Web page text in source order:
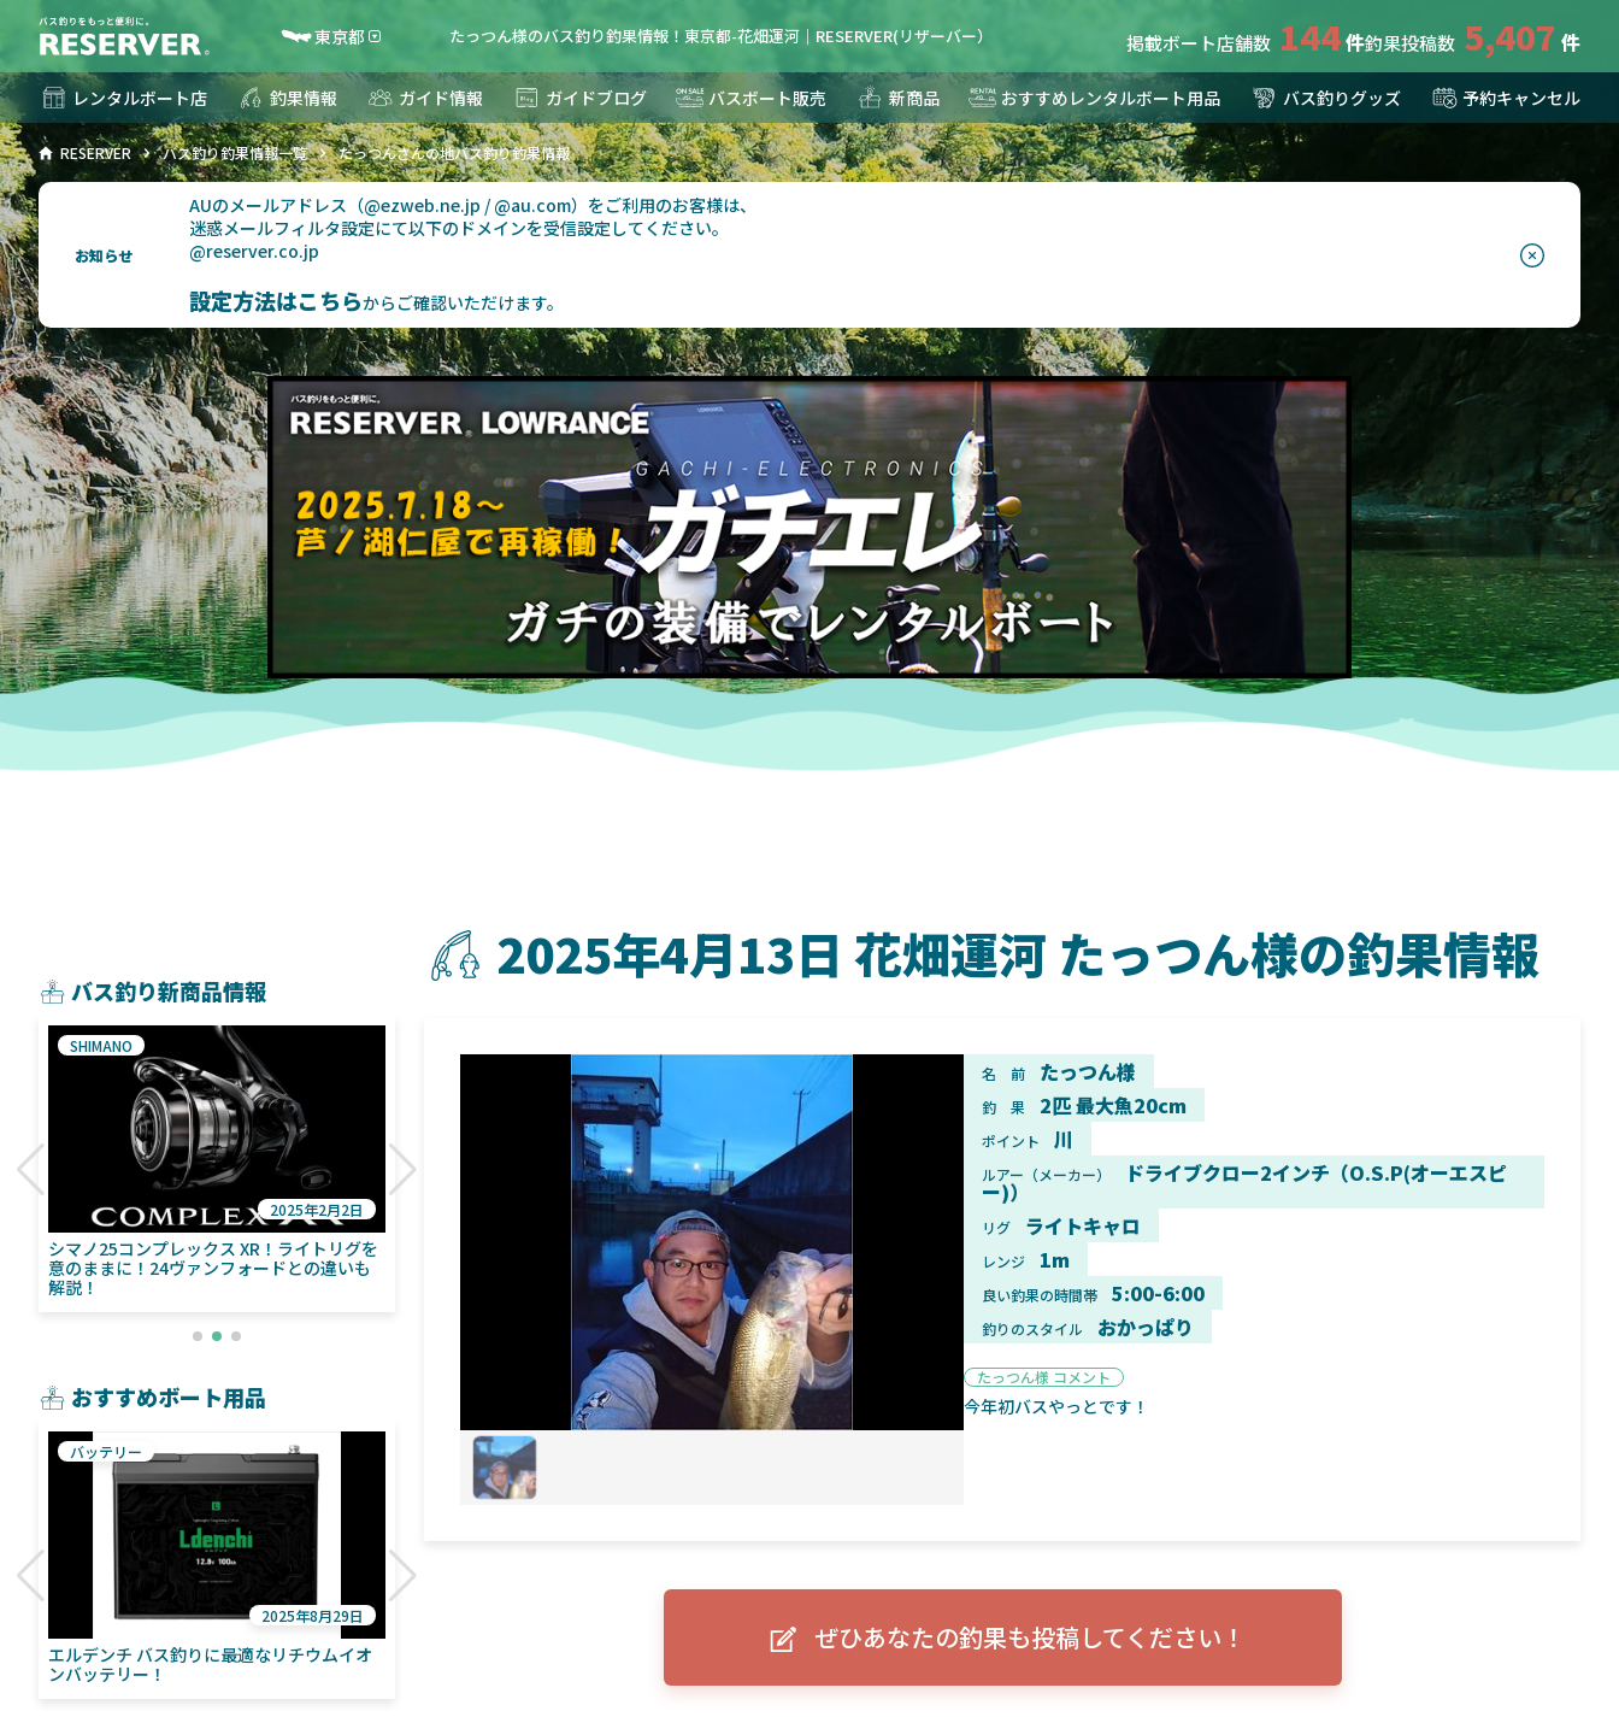
東京都 たっつん様のバス釣り釣果情報！東京都-花畑運河｜RESERVER(リザーバー） 掲載ボート店舗数 144 釣果投稿数 5,407
レンタルボート店 釣果情報 ガイド情報 ガイドブログ バスボート販売 新商品 おすすめレンタルボート用品 バス釣りグッズ 予約キャンセル
RESERVER バス釣り釣果情報一覧 たっつんさんの地バス釣り釣果情報
お知らせ
AUのメールアドレス（@ezweb.ne.jp / @au.com）をご利用のお客様は、
迷惑メールフィルタ設定にて以下のドメインを受信設定してください。
@reserver.co.jp
設定方法はこちらからご確認いただけます。
2025年4月13日 花畑運河 たっつん様の釣果情報
名 前 たっつん様
釣 果 2匹 最大魚20cm
ポイント 川
ルアー（メーカー） ドライブクロー2インチ（O.S.P(オーエスピ
ー)）
リグ ライトキャロ
レンジ 1m
良い釣果の時間帯 5:00-6:00
釣りのスタイル おかっぱり
たっつん様 コメント
今年初バスやっとです！
ぜひあなたの釣果も投稿してください！
バス釣り新商品情報
シマノ25コンプレックス XR！ライトリグを
意のままに！24ヴァンフォードとの違いも
解説！
SHIMANO
2025年2月2日
シマノ24ヴァンフォード！自重155gと超軽
量！ストラディックとの違いも解説！
2025年1月28日
2025年11月発売予定！DAIWA ふく魚／ちび
ふく魚はビッグベイト初心者におすすめ！
解説！
2025年2月2日
おすすめボート用品
エルデンチ バス釣りに最適なリチウムイオ
ンバッテリー！
バッテリー
2025年8月29日
ライブソナーをより身近に！HOOK REVEAL
魚探
ELowrance EAGLE 7/9インチ トリプルショ
ローランス イーグルアイ（EAGLE EYE）イ
ンプレ！ガーミンとの比較も併せてご説明い
たします